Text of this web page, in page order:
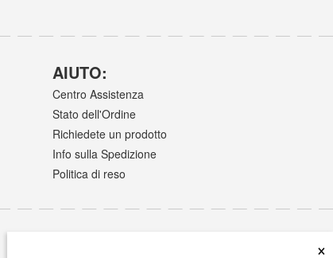
×
AIUTO:
Centro Assistenza
Stato dell'Ordine
Richiedete un prodotto
Info sulla Spedizione
Politica di reso